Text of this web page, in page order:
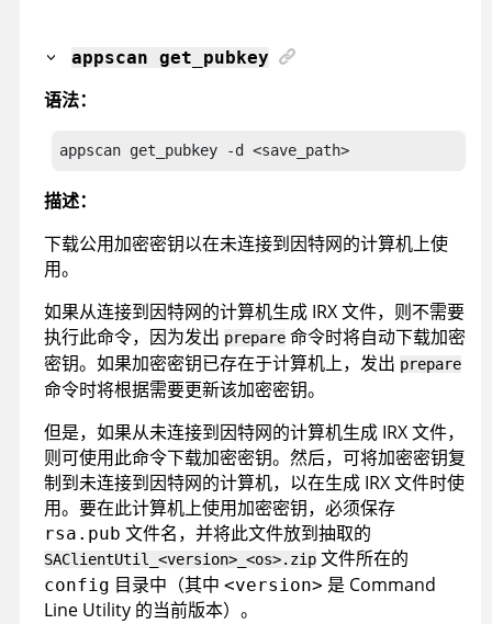
appscan get_pubkey
语法：
appscan get_pubkey -d <save_path>
描述：
下载公用加密密钥以在未连接到因特网的计算机上使
用。
如果从连接到因特网的计算机生成 IRX文件，则不需要
执行此命令，因为发出 prepare 命令时将自动下载加密
密钥。如果加密密钥已存在于计算机上，发出 prepare
命令时将根据需要更新该加密密钥。
但是，如果从未连接到因特网的计算机生成 IRX文件，
则可使用此命令下载加密密钥。然后，可将加密密钥复
制到未连接到因特网的计算机，以在生成 IRX文件时使
用。要在此计算机上使用加密密钥，必须保存
rsa.pub 文件名，并将此文件放到抽取的
SAClientUtil_<version>_<os>.zip 文件所在的
config 目录中（其中 <version> 是 Command
Line Utility 的当前版本）。